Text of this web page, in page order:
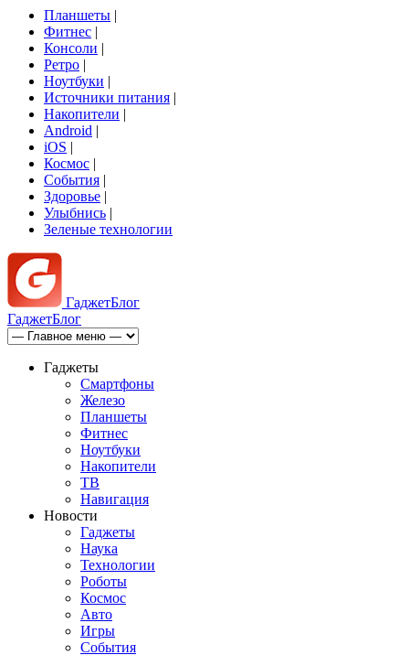
Планшеты |
Фитнес |
Консоли |
Ретро |
Ноутбуки |
Источники питания |
Накопители |
Android |
iOS |
Космос |
События |
Здоровье |
Улыбнись |
Зеленые технологии
ГаджетБлог
ГаджетБлог
Гаджеты
Смартфоны
Железо
Планшеты
Фитнес
Ноутбуки
Накопители
ТВ
Навигация
Новости
Гаджеты
Наука
Технологии
Роботы
Космос
Авто
Игры
События